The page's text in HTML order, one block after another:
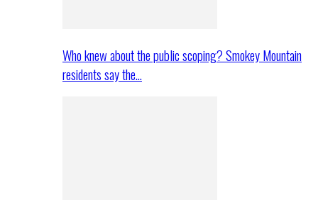
Who knew about the public scoping? Smokey Mountain
residents say the…